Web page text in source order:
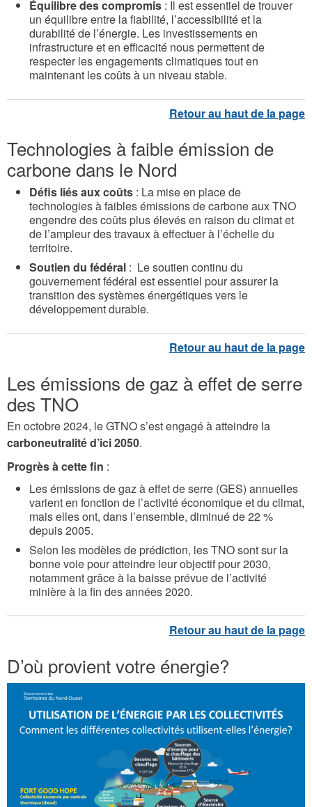
Équilibre des compromis : Il est essentiel de trouver
un équilibre entre la fiabilité, l’accessibilité et la
durabilité de l’énergie. Les investissements en
infrastructure et en efficacité nous permettent de
respecter les engagements climatiques tout en
maintenant les coûts à un niveau stable.
Technologies à faible émission de
carbone dans le Nord
Défis liés aux coûts : La mise en place de
technologies à faibles émissions de carbone aux TNO
engendre des coûts plus élevés en raison du climat et
de l’ampleur des travaux à effectuer à l’échelle du
territoire.
Soutien du fédéral : Le soutien continu du
gouvernement fédéral est essentiel pour assurer la
transition des systèmes énergétiques vers le
développement durable.
Les émissions de gaz à effet de serre
des TNO
En octobre 2024, le GTNO s’est engagé à atteindre la
carboneutralité d’ici 2050.
Progrès à cette fin :
Les émissions de gaz à effet de serre (GES) annuelles
varient en fonction de l’activité économique et du climat,
mais elles ont, dans l’ensemble, diminué de 22 %
depuis 2005.
Selon les modèles de prédiction, les TNO sont sur la
bonne voie pour atteindre leur objectif pour 2030,
notamment grâce à la baisse prévue de l’activité
minière à la fin des années 2020.
D’où provient votre énergie?